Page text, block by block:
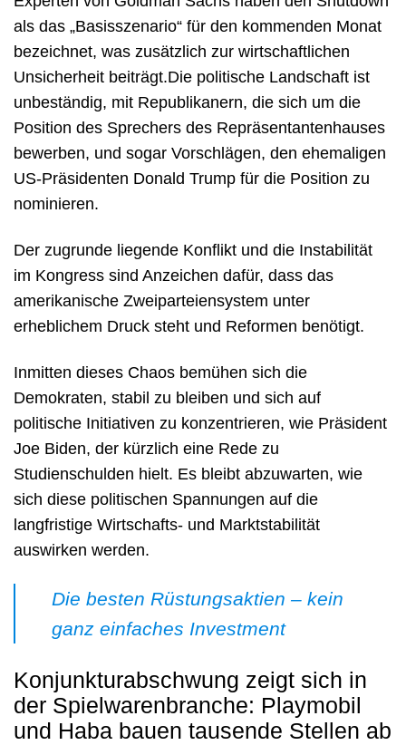
als das „Basisszenario“ für den kommenden Monat
bezeichnet, was zusätzlich zur wirtschaftlichen
Unsicherheit beiträgt.Die politische Landschaft ist
unbeständig, mit Republikanern, die sich um die
Position des Sprechers des Repräsentantenhauses
bewerben, und sogar Vorschlägen, den ehemaligen
US-Präsidenten Donald Trump für die Position zu
nominieren.
Der zugrunde liegende Konflikt und die Instabilität
im Kongress sind Anzeichen dafür, dass das
amerikanische Zweiparteiensystem unter
erheblichem Druck steht und Reformen benötigt.
Inmitten dieses Chaos bemühen sich die
Demokraten, stabil zu bleiben und sich auf
politische Initiativen zu konzentrieren, wie Präsident
Joe Biden, der kürzlich eine Rede zu
Studienschulden hielt. Es bleibt abzuwarten, wie
sich diese politischen Spannungen auf die
langfristige Wirtschafts- und Marktstabilität
auswirken werden.
Die besten Rüstungsaktien – kein
ganz einfaches Investment
Konjunkturabschwung zeigt sich in
der Spielwarenbranche: Playmobil
und Haba bauen tausende Stellen ab